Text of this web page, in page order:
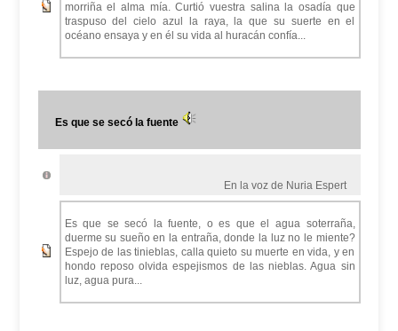
morriña el alma mía. Curtió vuestra salina la osadía que
traspuso del cielo azul la raya, la que su suerte en el
océano ensaya y en él su vida al huracán confía...
Es que se secó la fuente
En la voz de Nuria Espert
Es que se secó la fuente, o es que el agua soterraña,
duerme su sueño en la entraña, donde la luz no le miente?
Espejo de las tinieblas, calla quieto su muerte en vida, y en
hondo reposo olvida espejismos de las nieblas. Agua sin
luz, agua pura...